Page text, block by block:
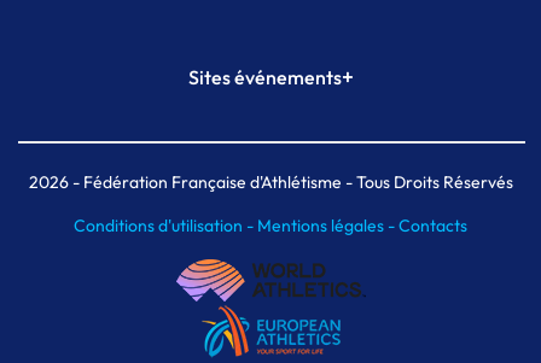
Plateforme Formation
Sites événements+
Meeting de Paris indoor
MAIF Ekiden de Paris
2026- Fédération Française d'Athlétisme - Tous Droits Réservés
Conditions d'utilisation - Mentions légales -Contacts